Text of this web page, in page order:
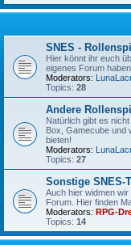
SNES -
Hier könnt ihr euch
eigenes Forum
Moderators:
Topics: 28
Andere
Natürlich gibt es
Box, Gamecube und
bieten!
Moderators:
Topics: 27
Sonstige SNES-
Auch hier widmen
Forum. Hier finden
Moderators: RPG-
Topics: 14